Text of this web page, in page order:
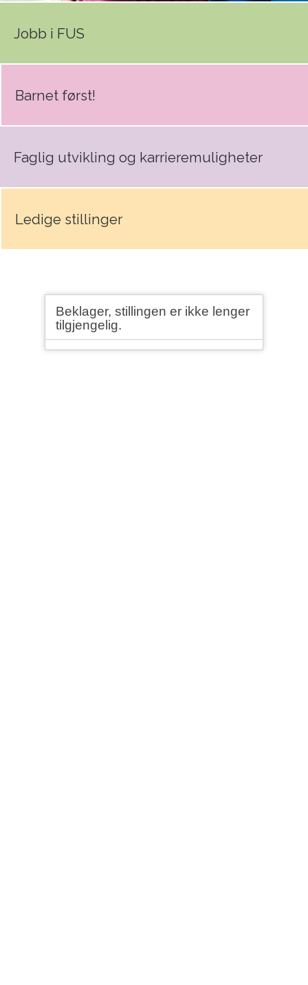
Jobb i FUS
Barnet først!
Faglig utvikling og karrieremuligheter
Ledige stillinger